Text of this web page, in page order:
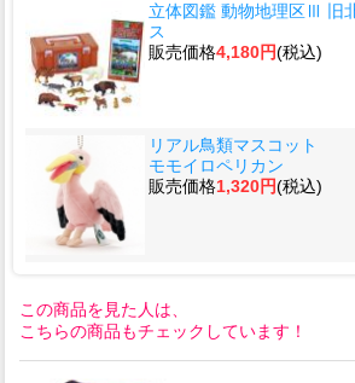
立体図鑑 動物地理区Ⅲ 旧
ス
販売価格4,180円(税込)
リアル鳥類マスコット
モモイロペリカン
販売価格1,320円(税込)
この商品を見た人は、
こちらの商品もチェックしています！